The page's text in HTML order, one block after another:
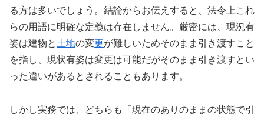
る方は多いでしょう。結論からお伝えすると、法令上これ
らの用語に明確な定義は存在しません。厳密には、現況有
姿は建物と土地の変更が難しいためそのまま引き渡すこと
を指し、現状有姿は変更は可能だがそのまま引き渡すとい
った違いがあるとされることもあります。
しかし実務では、どちらも「現在のありのままの状態で引